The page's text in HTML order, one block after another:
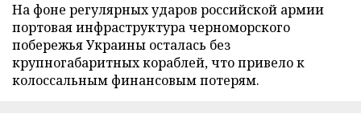
На фоне регулярных ударов российской армии
портовая инфраструктура черноморского
побережья Украины осталась без
крупногабаритных кораблей, что привело к
колоссальным финансовым потерям.